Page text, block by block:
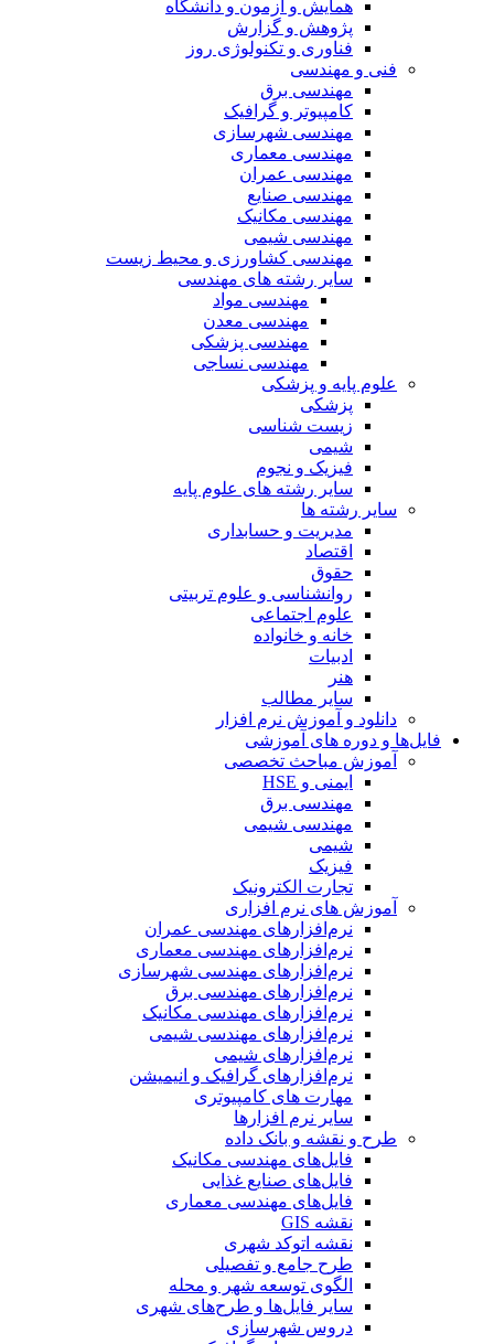
همایش و آزمون و دانشگاه
پژوهش و گزارش
فناوری و تکنولوژی روز
فنی و مهندسی
مهندسی برق
کامپیوتر و گرافیک
مهندسی شهرسازی
مهندسی معماری
مهندسی عمران
مهندسی صنایع
مهندسی مکانیک
مهندسی شیمی
مهندسی کشاورزی و محیط زیست
سایر رشته های مهندسی
مهندسی مواد
مهندسی معدن
مهندسی پزشکی
مهندسی نساجی
علوم پایه و پزشکی
پزشکی
زیست شناسی
شیمی
فیزیک و نجوم
سایر رشته های علوم پایه
سایر رشته ها
مدیریت و حسابداری
اقتصاد
حقوق
روانشناسی و علوم تربیتی
علوم اجتماعی
خانه و خانواده
ادبیات
هنر
سایر مطالب
دانلود و آموزش نرم افزار
فایل‌ها و دوره های آموزشی
آموزش مباحث تخصصی
ایمنی و HSE
مهندسی برق
مهندسی شیمی
شیمی
فیزیک
تجارت الکترونیک
آموزش های نرم افزاری
نرم‌افزارهای مهندسی عمران
نرم‌افزارهای مهندسی معماری
نرم‌افزارهای مهندسی شهرسازی
نرم‌افزارهای مهندسی برق
نرم‌افزارهای مهندسی مکانیک
نرم‌افزارهای مهندسی شیمی
نرم‌افزارهای شیمی
نرم‌افزارهای گرافیک و انیمیشن
مهارت های کامپیوتری
سایر نرم افزارها
طرح و نقشه و بانک داده
فایل‌های مهندسی مکانیک
فایل‌های صنایع غذایی
فایل‌های مهندسی معماری
نقشه GIS
نقشه اتوکد شهری
طرح جامع و تفصیلی
الگوی توسعه شهر و محله
سایر فایل‌ها و طرح‌های شهری
دروس شهرسازی